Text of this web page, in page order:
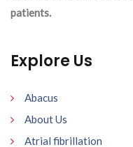
patients.
Explore Us
Abacus
About Us
Atrial fibrillation